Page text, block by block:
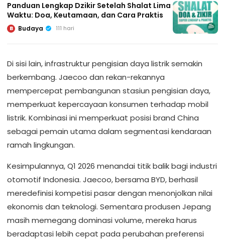
Panduan Lengkap Dzikir Setelah Shalat Lima
Waktu: Doa, Keutamaan, dan Cara Praktis
B Budaya 111 hari
Di sisi lain, infrastruktur pengisian daya listrik semakin
berkembang. Jaecoo dan rekan-rekannya
mempercepat pembangunan stasiun pengisian daya,
memperkuat kepercayaan konsumen terhadap mobil
listrik. Kombinasi ini memperkuat posisi brand China
sebagai pemain utama dalam segmentasi kendaraan
ramah lingkungan.
Kesimpulannya, Q1 2026 menandai titik balik bagi industri
otomotif Indonesia. Jaecoo, bersama BYD, berhasil
meredefinisi kompetisi pasar dengan menonjolkan nilai
ekonomis dan teknologi. Sementara produsen Jepang
masih memegang dominasi volume, mereka harus
beradaptasi lebih cepat pada perubahan preferensi